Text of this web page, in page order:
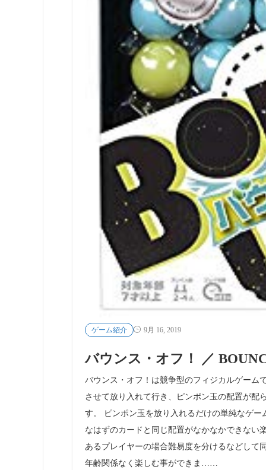
ゲーム紹介 9月 16, 2019
バウンス・オフ！ ／
バウンス・オフ！は競争型のフィジカルゲーム
させて放り入れて行き、ピンポン玉の配置が配
す。 ピンポン玉を放り入れるだけの単純なゲ
なはずのカードと同じ配置がなかなかできない
あるプレイヤーの場合難易度を分けるなどして
年齢関係なく楽しむ事ができま……